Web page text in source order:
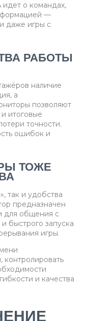
идет о командах,
—
даже игры с
РАБОТЫ
наличие
а
позволяют
итоговые
точности.
ошибок и
ТОЖЕ
так и удобства
предназначен
для общения с
быстрого запуска
игры.
контролировать
и качества